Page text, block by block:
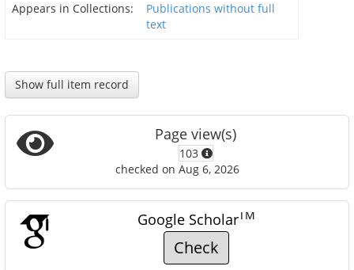
Appears in Collections:
Publications without full
text
Show full item record
Page view(s)
103
checked on Aug 6, 2026
Google ScholarTM
Check